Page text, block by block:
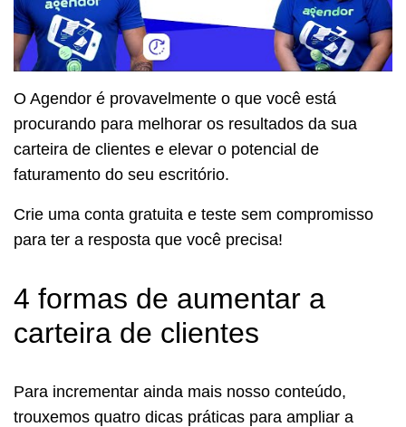
O Agendor é provavelmente o que você está
procurando para melhorar os resultados da sua
carteira de clientes e elevar o potencial de
faturamento do seu escritório.
Crie uma conta gratuita e teste sem compromisso
para ter a resposta que você precisa!
4 formas de aumentar a
carteira de clientes
Para incrementar ainda mais nosso conteúdo,
trouxemos quatro dicas práticas para ampliar a